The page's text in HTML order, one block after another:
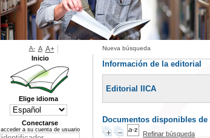
Nueva búsqueda
Información de la editorial
Editorial IICA
Documentos disponibles de
Refinar búsqueda
A- A A+
Inicio
Elige idioma
Conectarse
acceder a su cuenta de usuario